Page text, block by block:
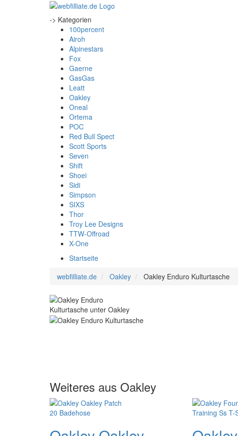
-> Kategorien
100percent
Airoh
Alpinestars
Fox
Gaerne
GasGas
Leatt
Oakley
Oneal
Ortema
POC
Red Bull Spect
Scott Sports
Seven
Shift
Shoei
Sidi
Simpson
SIXS
Thor
Troy Lee Designs
TTW-Offroad
X-One
Startseite
webfilliate.de
Oakley Oakley Enduro Kulturtasche
Weiteres aus Oakley